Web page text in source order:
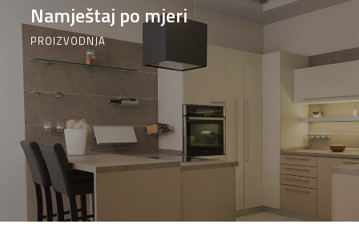
Namještaj po mjeri
PROIZVODNJA